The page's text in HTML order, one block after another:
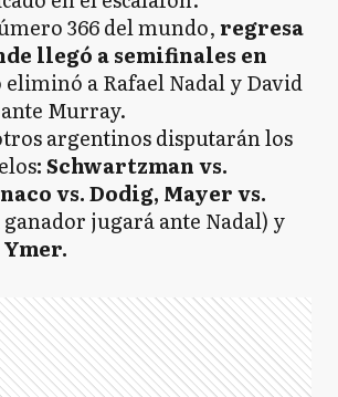
366 del mundo, regresa
llegó a semifinales en
eliminó a Rafael Nadal y David
Murray.
argentinos disputarán los
: Schwartzman vs.
vs. Dodig, Mayer vs.
ganador jugará ante Nadal) y